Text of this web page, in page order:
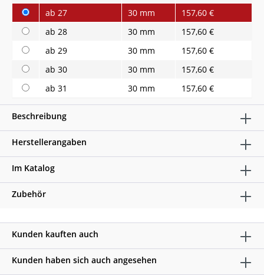
ab 27
30 mm
157,60 €
ab 28
30 mm
157,60 €
ab 29
30 mm
157,60 €
ab 30
30 mm
157,60 €
ab 31
30 mm 157,60 €
Beschreibung
Herstellerangaben
Im Katalog
Zubehör
Kunden kauften auch
Kunden haben sich auch angesehen